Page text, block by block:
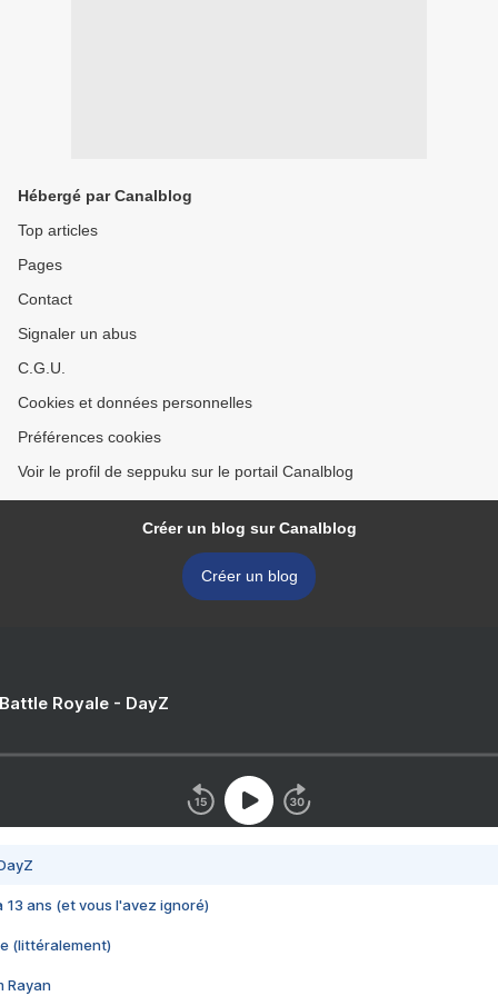
Hébergé par Canalblog
Top articles
Pages
Contact
Signaler un abus
C.G.U.
Cookies et données personnelles
Préférences cookies
Voir le profil de seppuku sur le portail Canalblog
Créer un blog sur Canalblog
Créer un blog
Royale - DayZ
13 ans (et vous l'avez ignoré)
(littéralement)
Rayan